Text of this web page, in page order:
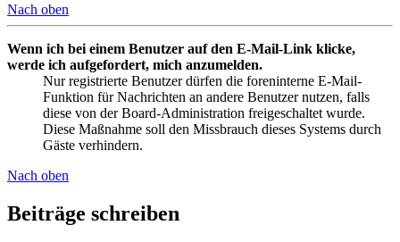
Nach oben
Wenn ich bei einem Benutzer auf den E-Mail-Link klicke,
werde ich aufgefordert, mich anzumelden.
Nur registrierte Benutzer dürfen die foreninterne E-Mail-
Funktion für Nachrichten an andere Benutzer nutzen, falls
diese von der Board-Administration freigeschaltet wurde.
Diese Maßnahme soll den Missbrauch dieses Systems durch
Gäste verhindern.
Nach oben
Beiträge schreiben